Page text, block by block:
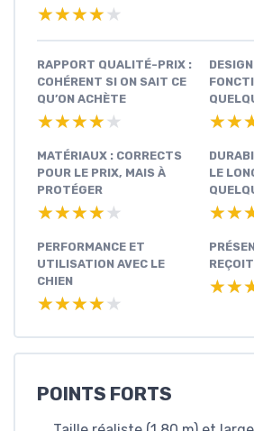
★★★★★
★★★★★
RAPPORT QUALITÉ-PRIX :
COHÉRENT SI ON SAIT CE
QU’ON ACHÈTE
★★★★★
★★★★★
MATÉRIAUX : CORRECTS
POUR LE PRIX, MAIS À
PROTÉGER
★★★★★
★★★★★
LE
PERFORMANCE ET
UTILISATION AVEC LE
CHIEN
★★★★★
★★★★★
POINTS FORTS